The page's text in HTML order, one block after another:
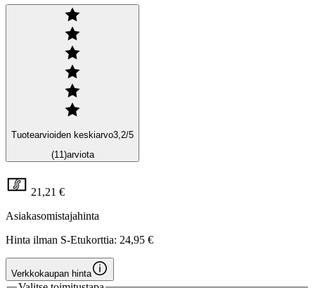
Tuotearvioiden keskiarvo3,2/5
(11)arviota
21,21 €
Asiakasomistajahinta
Hinta ilman S-Etukorttia: 24,95 €
Verkkokaupan hinta